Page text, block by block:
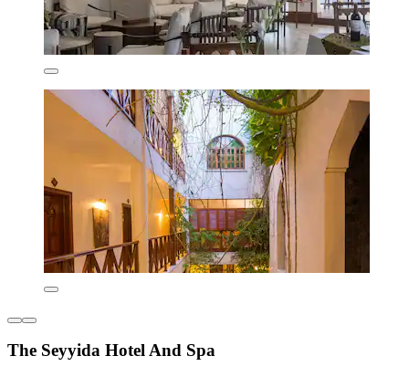
The Seyyida Hotel And Spa